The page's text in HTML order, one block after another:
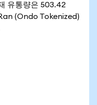
유통량은 503.42
(Ondo Tokenized)